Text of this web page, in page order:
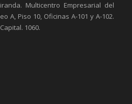
Multicentro Empresarial del
A, Piso 10, Oficinas A-101 y A-102.
1060.